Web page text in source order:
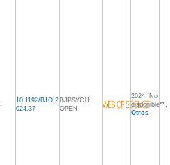
10.1192/BJO.2
024.37
BJPSYCH
OPEN
2024: No
disponible**,
Otros